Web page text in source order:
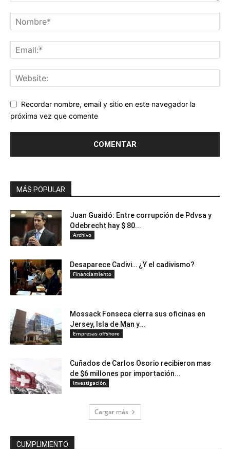
Recordar nombre, email y sitio en este navegador la
próxima vez que comente
MÁS POPULAR
Juan Guaidó: Entre corrupción de Pdvsa y
Odebrecht hay $ 80...
Archivo
Desaparece Cadivi… ¿Y el cadivismo?
Financiamiento
Mossack Fonseca cierra sus oficinas en
Jersey, Isla de Man y...
Empresas offshore
Cuñados de Carlos Osorio recibieron mas
de $6 millones por importación...
Investigación
Cargar más
CUMPLIMIENTO